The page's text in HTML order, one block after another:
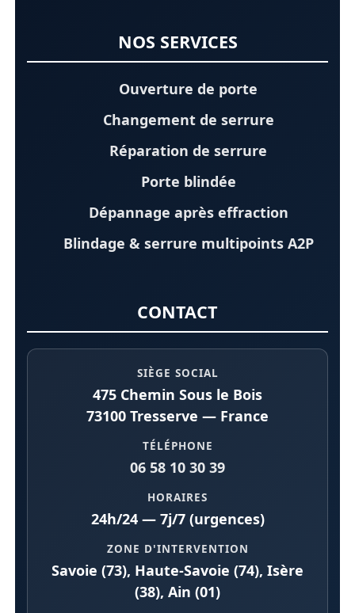
NOS SERVICES
Ouverture de porte
Changement de serrure
Réparation de serrure
Porte blindée
Dépannage après effraction
Blindage & serrure multipoints A2P
CONTACT
SIÈGE SOCIAL
475 Chemin Sous le Bois
73100 Tresserve — France
TÉLÉPHONE
06 58 10 30 39
HORAIRES
24h/24 — 7j/7 (urgences)
ZONE D'INTERVENTION
Savoie (73), Haute-Savoie (74), Isère
(38), Ain (01)